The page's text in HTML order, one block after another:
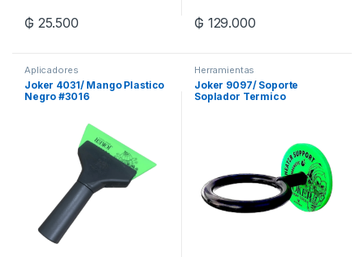
₲ 25.500 ₲ 129.000
Aplicadores
Joker 4031/ Mango Plastico
Negro #3016
Herramientas
Joker 9097/ Soporte
Soplador Termico